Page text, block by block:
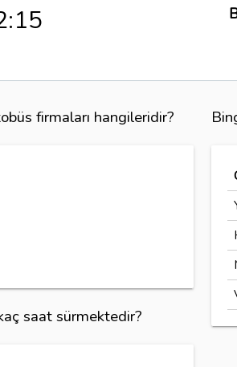
firmaları hangileridir?
saat sürmektedir?